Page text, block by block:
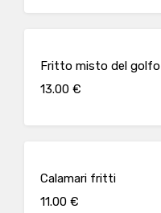
Fritto misto del golfo
13.00 €
Calamari fritti
11.00 €